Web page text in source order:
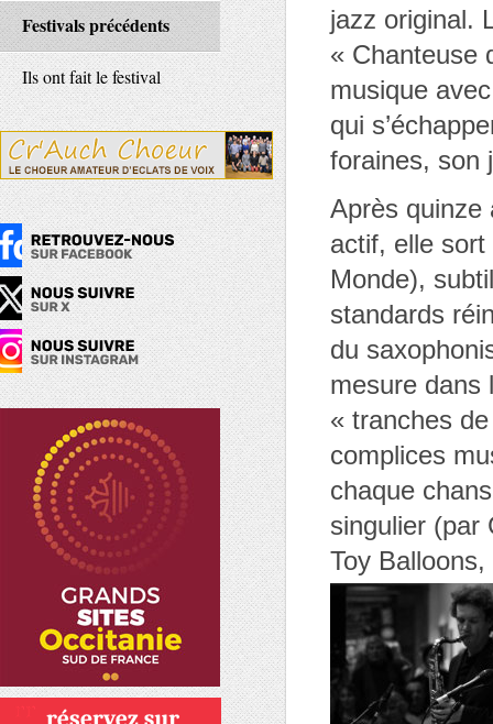
Festivals précédents
Ils ont fait le festival
jazz original.
« Chanteuse
musique
qui
foraines, son
Après quinze
actif, elle
Monde),
standards
du
mesure dans
« tranches
complices
chaque
singulier (par
Toy